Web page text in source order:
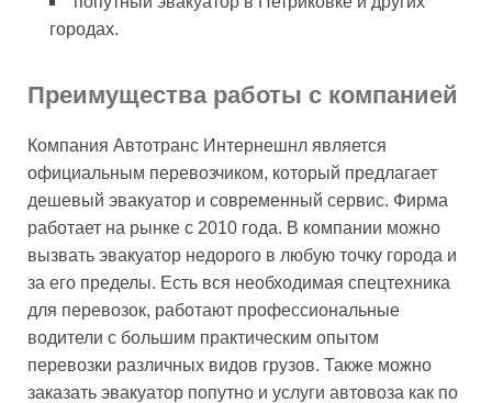
городах.
Преимущества работы с компанией
Компания Автотранс Интернешнл является
официальным перевозчиком, который предлагает
дешевый эвакуатор и современный сервис. Фирма
работает на рынке с 2010 года. В компании можно
вызвать эвакуатор недорого в любую точку города и
за его пределы. Есть вся необходимая спецтехника
для перевозок, работают профессиональные
водители с большим практическим опытом
перевозки различных видов грузов. Также можно
заказать эвакуатор попутно и услуги автовоза как по